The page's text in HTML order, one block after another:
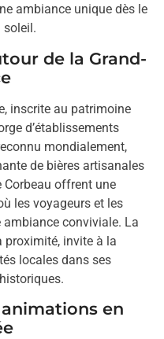
ambiance unique dès le
soleil.
de la Grand-
inscrite au patrimoine
d’établissements
mondialement,
de bières artisanales
Corbeau offrent une
les voyageurs et les
conviviale. La
proximité, invite à la
locales dans ses
en